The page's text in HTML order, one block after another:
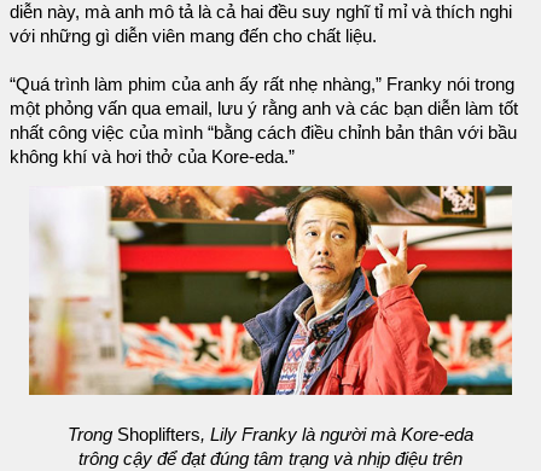
diễn này, mà anh mô tả là cả hai đều suy nghĩ tỉ mỉ và thích nghi
với những gì diễn viên mang đến cho chất liệu.
“Quá trình làm phim của anh ấy rất nhẹ nhàng,” Franky nói trong
một phỏng vấn qua email, lưu ý rằng anh và các bạn diễn làm tốt
nhất công việc của mình “bằng cách điều chỉnh bản thân với bầu
không khí và hơi thở của Kore-eda.”
Trong Shoplifters, Lily Franky là người mà Kore-eda
trông cậy để đạt đúng tâm trạng và nhịp điệu trên